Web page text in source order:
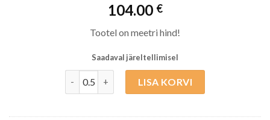
104.00 €
Tootel on meetri hind!
Saadaval järeltellimisel
LISA KORVI